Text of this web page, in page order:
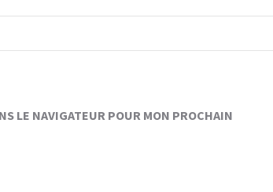
LE NAVIGATEUR POUR MON PROCHAIN